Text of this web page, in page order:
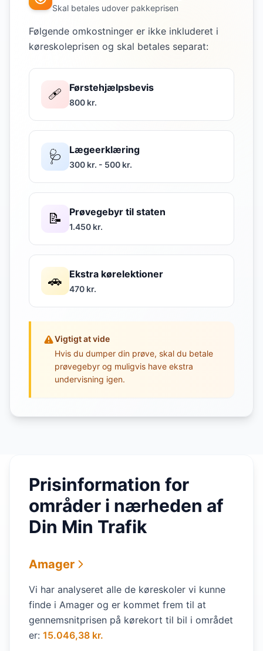
Skal betales udover pakkeprisen
Følgende omkostninger er ikke inkluderet i
køreskoleprisen og skal betales separat:
🩹 Førstehjælpsbevis
800 kr.
🩺 Lægeerklæring
300 kr. - 500 kr.
📝 Prøvegebyr til staten
1.450 kr.
🚗 Ekstra kørelektioner
470 kr.
Vigtigt at vide
Hvis du dumper din prøve, skal du betale
prøvegebyr og muligvis have ekstra
undervisning igen.
Prisinformation for
områder i nærheden af
Din Min Trafik
Amager
Vi har analyseret alle de køreskoler vi kunne
finde i Amager og er kommet frem til at
gennemsnitprisen på kørekort til bil i området
er: 15.046,38 kr.